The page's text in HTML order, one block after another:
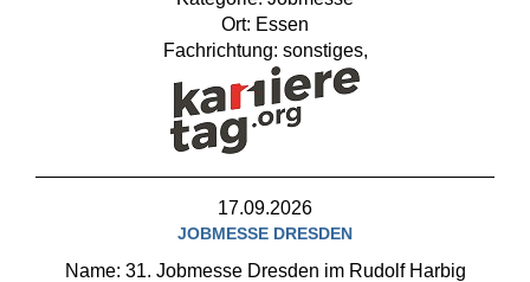
Ort: Essen
Fachrichtung: sonstiges,
17.09.2026
JOBMESSE DRESDEN
Name: 31. Jobmesse Dresden im Rudolf Harbig